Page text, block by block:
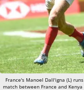
France's Manoel Dall'igna (L)
match between France and